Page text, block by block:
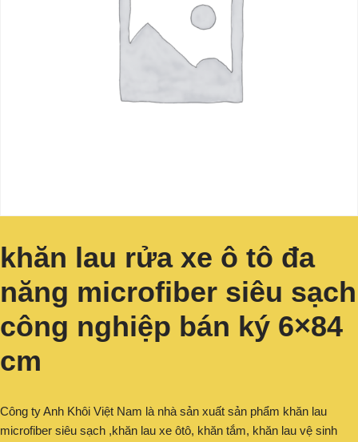
khăn lau rửa xe ô tô đa
năng microfiber siêu sạch
công nghiệp bán ký 6×84
cm
Công ty Anh Khôi Việt Nam là nhà sản xuất sản phẩm khăn lau
microfiber siêu sạch ,khăn lau xe ôtô, khăn tắm, khăn lau vệ sinh